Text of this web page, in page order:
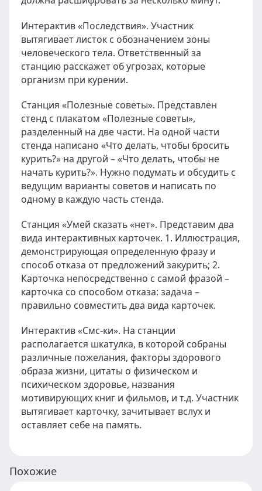
Интерактив «Последствия». Участник
вытягивает листок с обозначением зоны
человеческого тела. Ответственный за
станцию расскажет об угрозах, которые
организм при курении.
Станция «Полезные советы». Представлен
стенд с плакатом «Полезные советы»,
разделенный на две части. На одной части
стенда написано «Что делать, чтобы бросить
курить?» на другой – «Что делать, чтобы не
начать курить?». Нужно подумать и обсудить с
ведущим варианты советов и написать по
одному в каждую часть стенда.
Станция «Умей сказать «нет». Представим два
вида интерактивных карточек. 1. Иллюстрация,
демонстрирующая определенную фразу и
способ отказа от предложений закурить; 2.
Карточка непосредственно с самой фразой –
карточка со способом отказа: задача –
правильно совместить два вида карточек.
Интерактив «Смс-ки». На станции
располагается шкатулка, в которой собраны
различные пожелания, факторы здорового
образа жизни, цитаты о физическом и
психическом здоровье, названия
мотивирующих книг и фильмов, и т.д. Участник
вытягивает карточку, зачитывает вслух и
оставляет себе на память.
Похожие